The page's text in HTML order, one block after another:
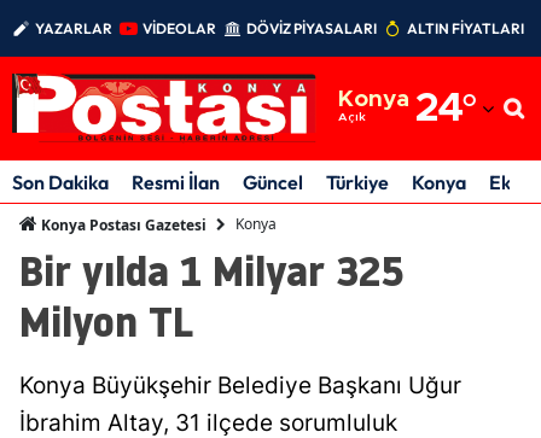
YAZARLAR VİDEOLAR DÖVİZ PİYASALARI ALTIN FİYATLARI
Konya
Açık 24°
Adıyaman
Afyonkarahisar
Amasya
Artvin
Son Dakika Resmi İlan Güncel Türkiye Konya
Konya Postası Gazetesi Konya
Bir yılda 1 Milyar 325
Milyon TL
Konya Büyükşehir Belediye Başkanı Uğur
İbrahim Altay, 31 ilçede sorumluluk